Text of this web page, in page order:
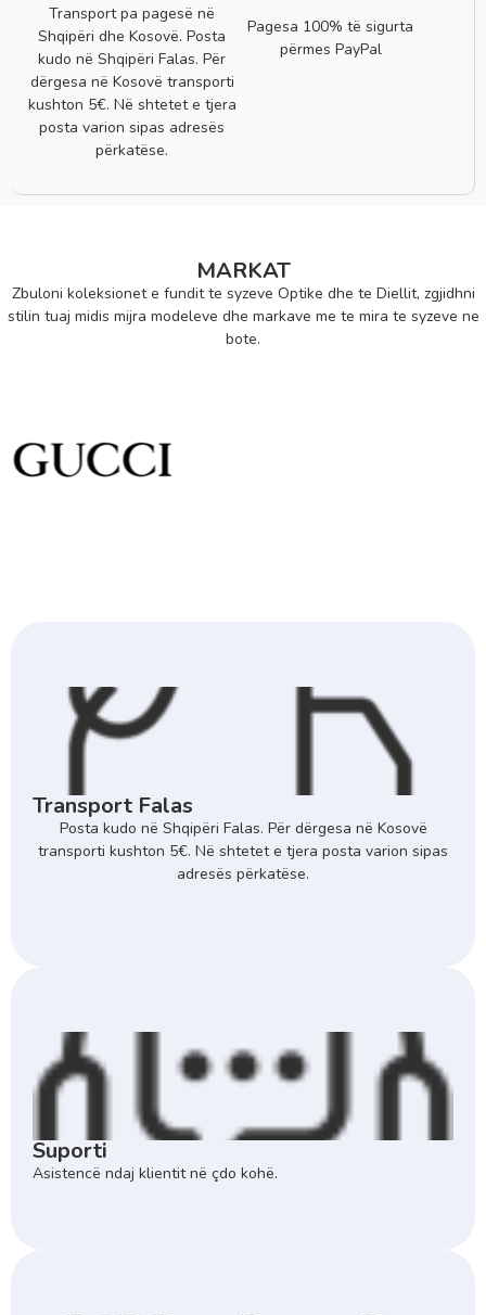
Transport pa pagesë në
Shqipëri dhe Kosovë. Posta
kudo në Shqipëri Falas. Për
dërgesa në Kosovë transporti
kushton 5€. Në shtetet e tjera
posta varion sipas adresës
përkatëse.
Pagesa 100% të sigurta
përmes PayPal
MARKAT
Zbuloni koleksionet e fundit te syzeve Optike dhe te Diellit, zgjidhni
stilin tuaj midis mijra modeleve dhe markave me te mira te syzeve ne
bote.
Transport Falas
Posta kudo në Shqipëri Falas. Për dërgesa në Kosovë
transporti kushton 5€. Në shtetet e tjera posta varion sipas
adresës përkatëse.
Suporti
Asistencë ndaj klientit në çdo kohë.